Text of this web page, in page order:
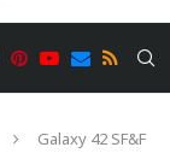
Galaxy 42 SF&F